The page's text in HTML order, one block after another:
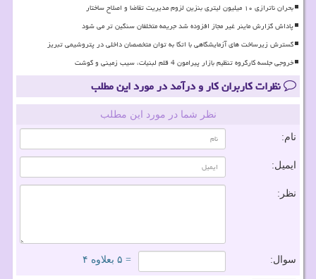
بحران ناترازی ۱۰ میلیون لیتری بنزین لزوم مدیریت تقاضا و اصلاح ساختار
پاداش گزارش ماینر غیر مجاز افزوده شد جریمه متخلفان سنگین تر می شود
گسترش زیرساخت های آزمایشگاهی با اتکا به توان متخصصان داخلی در پتروشیمی تبریز
خروجی جلسه کارگروه تنظیم بازار پیرامون 4 قلم لبنیات، سیب زمینی و گوشت
نظرات کاربران کار و درآمد در مورد این مطلب
نظر شما در مورد این مطلب
نام:
ایمیل:
نظر:
سوال: = ۵ بعلاوه ۴